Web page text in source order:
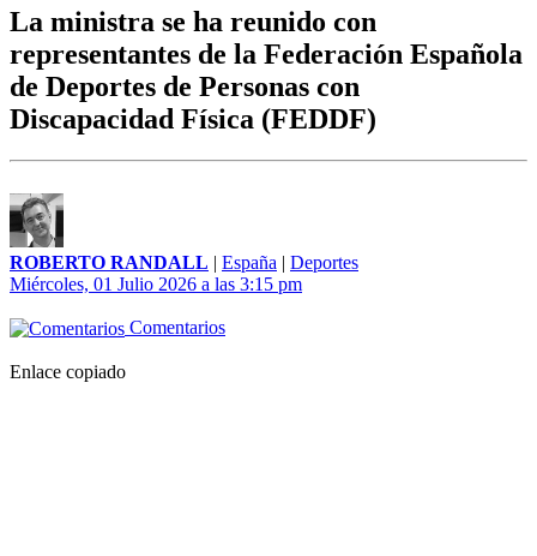
La ministra se ha reunido con
representantes de la Federación Española
de Deportes de Personas con
Discapacidad Física (FEDDF)
ROBERTO RANDALL | España | Deportes
Miércoles, 01 Julio 2026 a las 3:15 pm
Comentarios
Enlace copiado